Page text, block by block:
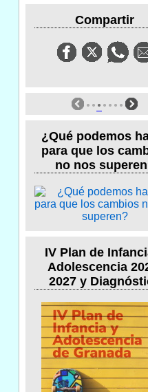
Compartir
¿Qué podemos
para que los
no nos
IV Plan de
Adolescencia
2027 y